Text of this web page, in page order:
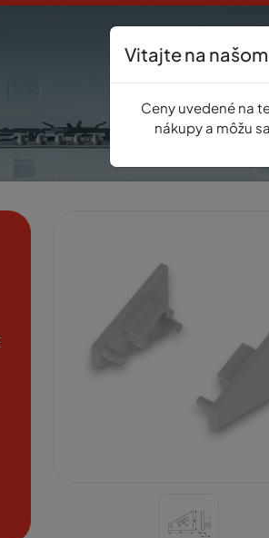
AkcieE-
Vitajte na
Ceny uvedené na
nákupy a môžu